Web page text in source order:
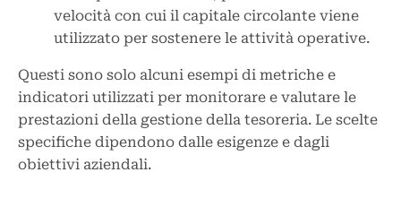
velocità con cui il capitale circolante viene
utilizzato per sostenere le attività operative.
Questi sono solo alcuni esempi di metriche e
indicatori utilizzati per monitorare e valutare le
prestazioni della gestione della tesoreria. Le scelte
specifiche dipendono dalle esigenze e dagli
obiettivi aziendali.